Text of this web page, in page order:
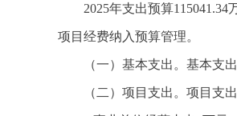
2025年支出预算
项目经费纳入预算管理。
（一）基本支出。基本支
（二）项目支出。项目支